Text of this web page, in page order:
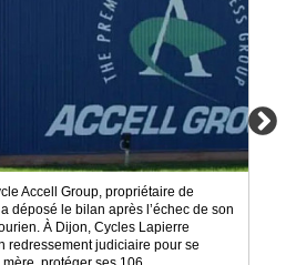
Accell Group, propriétaire de
déposé le bilan après l’échec de son
À Dijon, Cycles Lapierre
redressement judiciaire pour se